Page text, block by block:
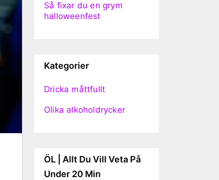
Så fixar du en grym
halloweenfest
Kategorier
Dricka måttfullt
Olika alkoholdrycker
ÖL | Allt Du Vill Veta På
Under 20 Min